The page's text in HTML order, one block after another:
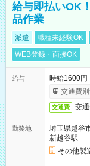
給与即払いOK
品作業
派遣 職種未経験OK
WEB登録・面接OK
給与
時給1600円
交通費
交通費 交
勤務地
埼玉県越谷
新越谷駅
その他製